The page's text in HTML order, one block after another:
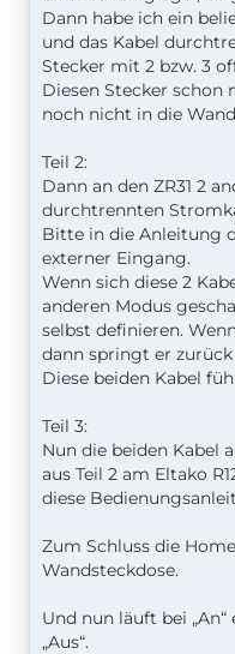
Dann habe ich ein
und das Kabel
Stecker mit 2 bzw. 3
Diesen Stecker schon
noch nicht in die
Teil 2:
Dann an den ZR31 2
durchtrennten
Bitte in die Anleitung
externer Eingang.
Wenn sich diese 2
anderen Modus
selbst definieren.
dann springt er
Diese beiden Kabel
Teil 3:
Nun die beiden Kabel
aus Teil 2 am Eltako
diese
Zum Schluss die
Wandsteckdose.
Und nun läuft bei
„Aus“.